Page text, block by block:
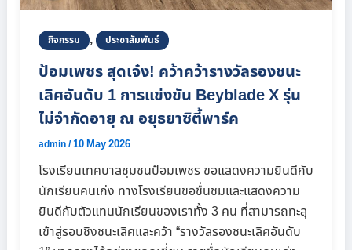
กิจกรรม , ประชาสัมพันธ์
ป้อมเพชร สุดเจ๋ง! คว้าคว้ารางวัลรองชนะ
เลิศอันดับ 1 การแข่งขัน Beyblade X รุ่น
ไม่จำกัดอายุ ณ อยุธยาซิตี้พาร์ค
admin/10 May 2026
โรงเรียนเทศบาลชุมชนป้อมเพชร ขอแสดงความยินดีกับ
นักเรียนคนเก่ง ทางโรงเรียนขอชื่นชมและแสดงความ
ยินดีกับตัวแทนนักเรียนของเราทั้ง 3 คน ที่สามารถทะลุ
เข้าสู่รอบชิงชนะเลิศและคว้า “รางวัลรองชนะเลิศอันดับ